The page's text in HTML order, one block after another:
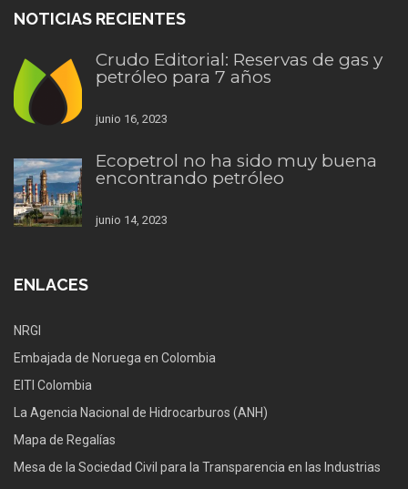
NOTICIAS RECIENTES
Crudo Editorial: Reservas de gas y
petróleo para 7 años
junio 16, 2023
Ecopetrol no ha sido muy buena
encontrando petróleo
junio 14, 2023
ENLACES
NRGI
Embajada de Noruega en Colombia
EITI Colombia
La Agencia Nacional de Hidrocarburos (ANH)
Mapa de Regalías
Mesa de la Sociedad Civil para la Transparencia en las Industrias